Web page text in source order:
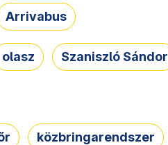
Arrivabus
olasz Szaniszló Sándor
közbringarendszer